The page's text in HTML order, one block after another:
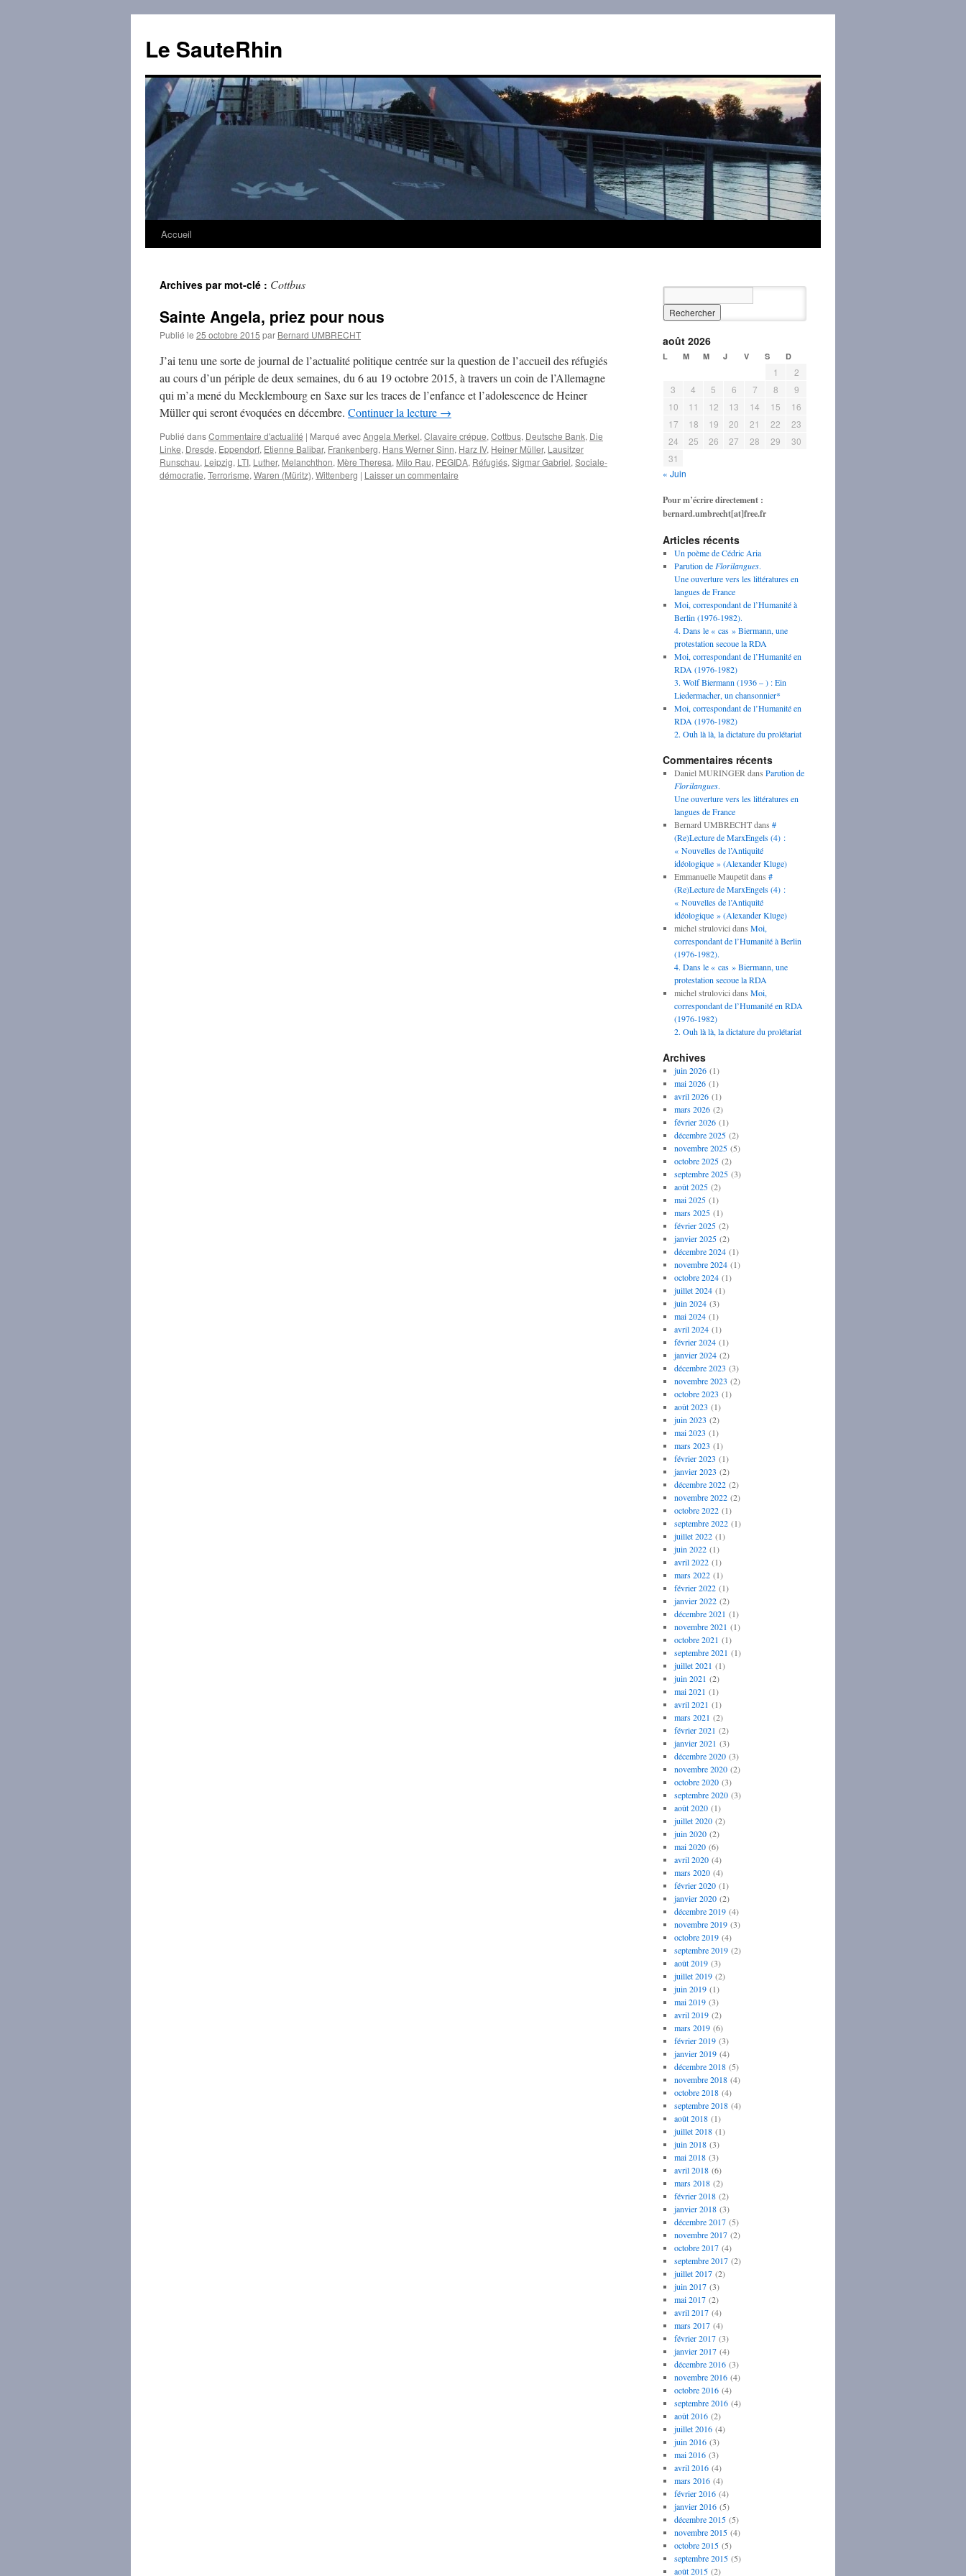
contenu
Le SauteRhin
Accueil
Archives par mot-clé : Cottbus
Sainte Angela, priez pour nous
Publié le 25 octobre 2015 par Bernard UMBRECHT
J’ai tenu une sorte de journal de l’actualité politique centrée sur la question de l’accueil des réfugiés
au cours d’un périple de deux semaines, du 6 au 19 octobre 2015, à travers un coin de l’Allemagne
qui m’a mené du Mecklembourg en Saxe sur les traces de l’enfance et l’adolescence de Heiner
Müller qui seront évoquées en décembre. Continuer la lecture →
Publié dansCommentaire d'actualité | Marqué avecAngela Merkel, Clavaire crépue, Cottbus, Deutsche Bank, Die
Linke, Dresde, Eppendorf, Etienne Balibar, Frankenberg, Hans Werner Sinn, Harz IV, Heiner Müller, Lausitzer
Runschau, Leipzig, LTI, Luther, Melanchthon, Mère Theresa, Milo Rau, PEGIDA, Réfugiés, Sigmar Gabriel, Sociale-
démocratie, Terrorisme, Waren (Müritz), Wittenberg | Laisser un commentaire
août 2026
L M M J V S D
1
2
3
4 5 6 7 8
9
10
11 12 13 14 15
16
17
18 19 20 21 22
23
24
25 26 27 28 29
30
31
« Juin
Pour m’écrire directement :
bernard.umbrecht[at]free.fr
Articles récents
Un poème de Cédric Aria
Parution de Florilangues.
Une ouverture vers les littératures en
langues de France
Moi, correspondant de l’Humanité à
Berlin (1976-1982).
4. Dans le « cas » Biermann, une
protestation secoue la RDA
Moi, correspondant de l’Humanité en
RDA (1976-1982)
3. Wolf Biermann (1936 – ) : Ein
Liedermacher, un chansonnier*
Moi, correspondant de l’Humanité en
RDA (1976-1982)
2. Ouh là là, la dictature du prolétariat
Commentaires récents
Daniel MURINGER dans Parution de
Florilangues.
Une ouverture vers les littératures en
langues de France
Bernard UMBRECHTdans #
(Re)Lecture de MarxEngels (4) :
« Nouvelles de l’Antiquité
idéologique » (Alexander Kluge)
Emmanuelle Maupetitdans #
(Re)Lecture de MarxEngels (4) :
« Nouvelles de l’Antiquité
idéologique » (Alexander Kluge)
michel strulovici dans Moi,
correspondant de l’Humanité à Berlin
(1976-1982).
4. Dans le « cas » Biermann, une
protestation secoue la RDA
michel strulovici dans Moi,
correspondant de l’Humanité en RDA
(1976-1982)
2. Ouh là là, la dictature du prolétariat
Archives
juin 2026(1)
mai 2026(1)
avril 2026(1)
mars 2026(2)
février 2026(1)
décembre 2025(2)
novembre 2025(5)
octobre 2025(2)
septembre 2025(3)
août 2025(2)
mai 2025(1)
mars 2025(1)
février 2025(2)
janvier 2025(2)
décembre 2024(1)
novembre 2024(1)
octobre 2024(1)
juillet 2024(1)
juin 2024(3)
mai 2024(1)
avril 2024(1)
février 2024(1)
janvier 2024(2)
décembre 2023 (3)
novembre 2023 (2)
octobre 2023 (1)
août 2023 (1)
juin 2023 (2)
mai 2023 (1)
mars 2023 (1)
février 2023 (1)
janvier 2023 (2)
décembre 2022(2)
novembre 2022(2)
octobre 2022(1)
septembre 2022(1)
juillet 2022(1)
juin 2022(1)
avril 2022(1)
mars 2022(1)
février 2022(1)
janvier 2022(2)
décembre 2021 (1)
novembre 2021 (1)
octobre 2021 (1)
septembre 2021 (1)
juillet 2021 (1)
juin 2021 (2)
mai 2021 (1)
avril 2021 (1)
mars 2021 (2)
février 2021 (2)
janvier 2021 (3)
décembre 2020(3)
novembre 2020(2)
octobre 2020(3)
septembre 2020(3)
août 2020(1)
juillet 2020(2)
juin 2020(2)
mai 2020(6)
avril 2020(4)
mars 2020(4)
février 2020(1)
janvier 2020(2)
décembre 2019(4)
novembre 2019(3)
octobre 2019(4)
septembre 2019(2)
août 2019(3)
juillet 2019(2)
juin 2019(1)
mai 2019(3)
avril 2019(2)
mars 2019(6)
février 2019(3)
janvier 2019(4)
décembre 2018(5)
novembre 2018(4)
octobre 2018(4)
septembre 2018(4)
août 2018(1)
juillet 2018(1)
juin 2018(3)
mai 2018(3)
avril 2018(6)
mars 2018(2)
février 2018(2)
janvier 2018(3)
décembre 2017(5)
novembre 2017(2)
octobre 2017(4)
septembre 2017(2)
juillet 2017(2)
juin 2017(3)
mai 2017(2)
avril 2017(4)
mars 2017(4)
février 2017(3)
janvier 2017(4)
décembre 2016(3)
novembre 2016(4)
octobre 2016(4)
septembre 2016(4)
août 2016(2)
juillet 2016(4)
juin 2016(3)
mai 2016(3)
avril 2016(4)
mars 2016(4)
février 2016(4)
janvier 2016(5)
décembre 2015(5)
novembre 2015(4)
octobre 2015(5)
septembre 2015(5)
août 2015(2)